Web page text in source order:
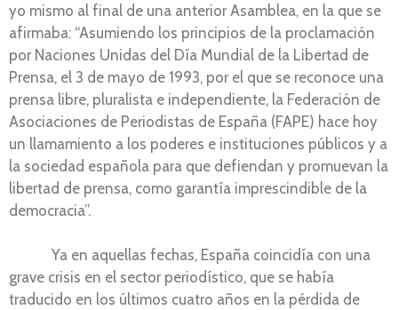
yo mismo al final de una anterior Asamblea, en la que se
afirmaba: “Asumiendo los principios de la proclamación
por Naciones Unidas del Día Mundial de la Libertad de
Prensa, el 3 de mayo de 1993, por el que se reconoce una
prensa libre, pluralista e independiente, la Federación de
Asociaciones de Periodistas de España (FAPE) hace hoy
un llamamiento a los poderes e instituciones públicos y a
la sociedad española para que defiendan y promuevan la
libertad de prensa, como garantía imprescindible de la
democracia”.
Ya en aquellas fechas, España coincidía con una
grave crisis en el sector periodístico, que se había
traducido en los últimos cuatro años en la pérdida de